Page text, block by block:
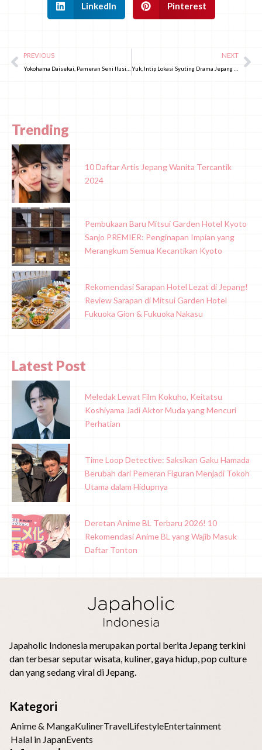
LinkedIn Pinterest
PREVIOUS
Yokohama Daisekai, Pameran Seni Ilusi Favorit di Yokohama!
NEXT
Yuk, Intip Lokasi Syuting Drama Jepang Romantics Anonymous!
Trending
10 Daftar Artis Jepang Wanita Tercantik
2024
Pembukaan Baru Mitsui Garden Hotel Kyoto
Sanjo PREMIER: Penginapan Impian yang
Merangkum Semua Kecantikan Kyoto
Rekomendasi Sarapan Hotel Lezat di Jepang!
Review Sarapan di Mitsui Garden Hotel
Fukuoka Gion & Fukuoka Nakasu
Latest Post
Meledak Lewat Film Kokuho, Keitatsu
Koshiyama Jadi Aktor Muda yang Mencuri
Perhatian
Time Loop Detective: Saksikan Gaku Hamada
Berubah dari Pemeran Figuran Menjadi Tokoh
Utama dalam Hidupnya
Deretan Anime BL Terbaru 2026! 10
Rekomendasi Anime BL yang Wajib Masuk
Daftar Tonton
Japaholic Indonesia merupakan portal berita Jepang terkini
dan terbesar seputar wisata, kuliner, gaya hidup, pop culture
dan yang sedang viral di Jepang.
Kategori
Anime & MangaKulinerTravelLifestyleEntertainment
Halal in JapanEvents